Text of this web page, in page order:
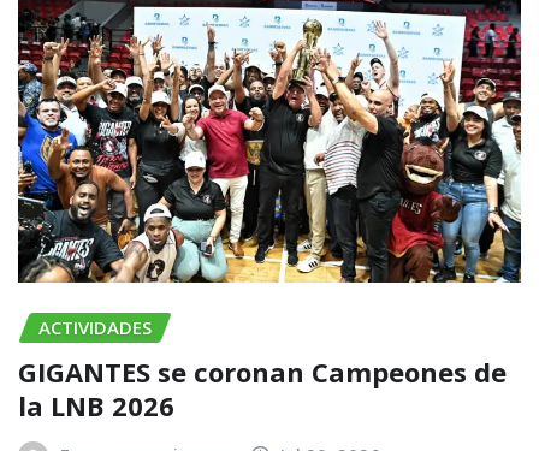
ACTIVIDADES
GIGANTES se coronan Campeones de
la LNB 2026